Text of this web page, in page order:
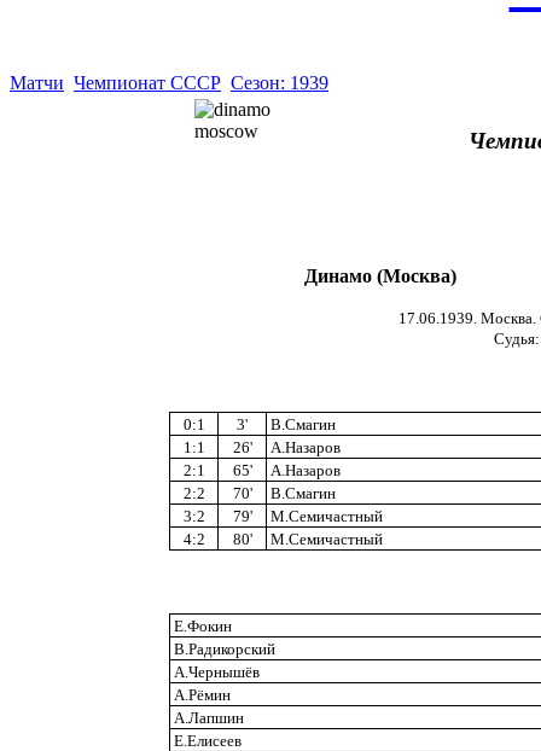
Матчи Чемпионат СССР Сезон: 1939
Динамо (Москва)
17.06.1939.
0:1 3'
В.Смагин
1:1
26'
А.Назаров
2:1
65'
А.Назаров
2:2
70'
В.Смагин
3:2
79'
М.Семичастный
4:2
80' М.Семичастный
Е.Фокин
В.Радикорский
А.Чернышёв
А.Рёмин
А.Лапшин
Е.Елисеев